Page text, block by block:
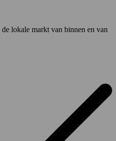
lokale markt van binnen en van